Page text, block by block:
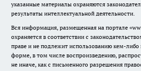
указанные материалы охраняются
результаты интеллектуальной деятельности.
Вся информация, размещенная на портале «
охраняется в соответствии с
праве и не подлежит использованию кем-либо
форме, в том числе воспроизведению,
не иначе, как с письменного разрешения